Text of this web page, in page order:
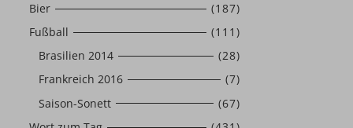
Bier
(187)
Fußball
(111)
Brasilien 2014
(28)
Frankreich 2016
(7)
Saison-Sonett
(67)